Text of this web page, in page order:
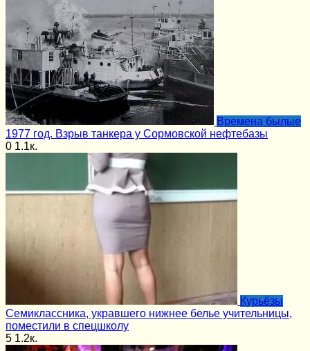
Времена былые
1977 год. Взрыв танкера у Сормовской нефтебазы
0 1.1к.
Курьёзы
Семиклассника, укравшего нижнее белье учительницы,
поместили в спецшколу
5 1.2к.